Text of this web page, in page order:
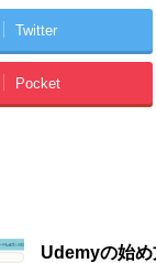
Twitter
Pocket
Udemyの始